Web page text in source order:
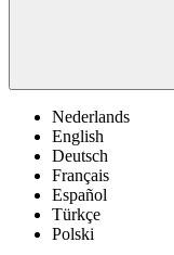
Nederlands
English
Deutsch
Français
Español
Türkçe
Polski